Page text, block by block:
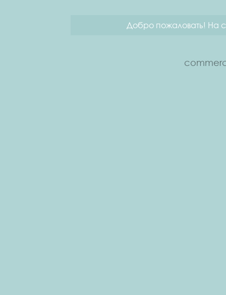
Добро пожаловать! На